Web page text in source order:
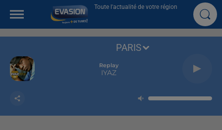
Toute l'actualité de votre région
Replay
IYAZ
PARIS